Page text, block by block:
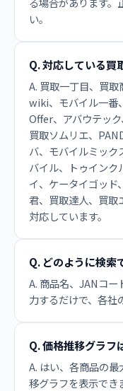
い。
Q. 対応している買
A. 買取一丁目、買
wiki、モバイル一番
Offer、アバウテック
買取ソムリエ、
バ、モバイルミック
バイル、トゥインク
イ、ケータイゴッド
君、買取達人、買取
対応しています。
Q. どのように検索
A. 商品名、JANコー
力するだけで、各社
Q. 価格推移グラフ
A. はい、各商品の
移グラフを表示でき